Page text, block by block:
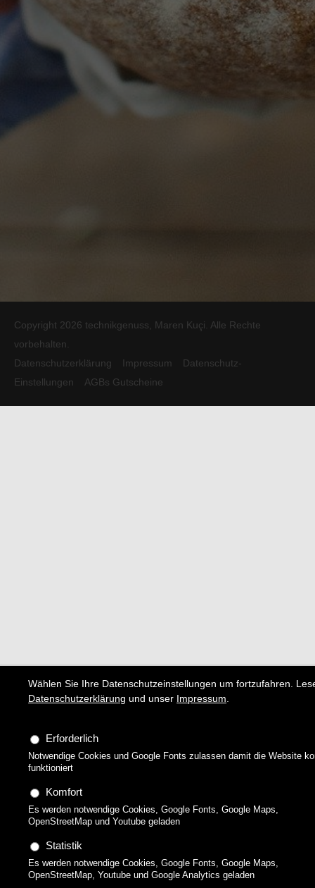
Copyright 2026 technikgenuss, Maren Kuçi. Alle Rechte
vorbehalten.
Datenschutzerklärung
Impressum
Datenschutz-
Einstellungen
AGBs Gutscheine
Wählen Sie Ihre Datenschutzeinstellungen um fortzufahren.
Datenschutzerklärung und unser Impressum.
Erforderlich
Notwendige Cookies und Google Fonts zulassen damit die Website
funktioniert
Komfort
Es werden notwendige Cookies, Google Fonts, Google Maps,
OpenStreetMap und Youtube geladen
Statistik
Es werden notwendige Cookies, Google Fonts, Google Maps,
OpenStreetMap, Youtube und Google Analytics geladen